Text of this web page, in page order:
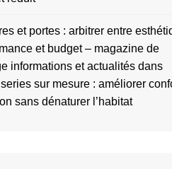
et portes : arbitrer entre
et budget – magazine de
informations et actualités dans
sur mesure : améliorer
sans dénaturer l’habitat